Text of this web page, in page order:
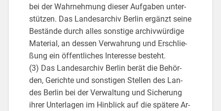
bei der Wahr­neh­mung die­ser Auf­ga­ben un­ter­
stüt­zen. Das Lan­des­ar­chiv Ber­lin er­gänzt seine
Be­stän­de durch alles sons­ti­ge ar­chiv­wür­di­ge
Ma­te­ri­al, an des­sen Ver­wah­rung und Er­schlie­
ßung ein öf­fent­li­ches In­ter­es­se be­steht.
(3) Das Lan­des­ar­chiv Ber­lin berät die Be­hör­
den, Ge­rich­te und sons­ti­gen Stel­len des Lan­
des Ber­lin bei der Ver­wal­tung und Si­che­rung
ihrer Un­ter­la­gen im Hin­blick auf die spä­te­re Ar­